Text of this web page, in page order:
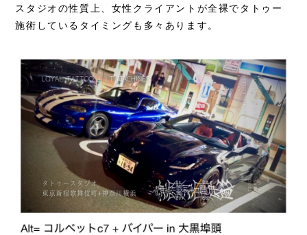
スタジオの性質上、女性クライアントが全裸でタトゥー
施術しているタイミングも多々あります。